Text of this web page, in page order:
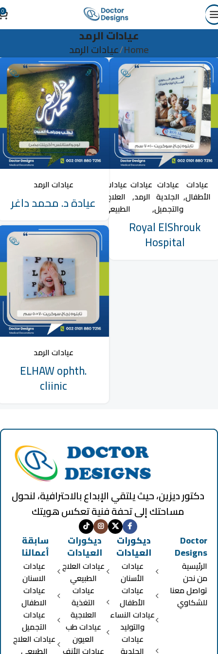
0
عيادات الرمد
Home عيادات الرمد
عيادات
الأطفال
عيادات
الجلدية
والتجميل
عيادات
الرمد
عيادات
العلاج
الطبيعى
النساء
والتوليد
Royal ElShrouk
Hospital
عيادات الرمد
عيادة د. محمد داغر
عيادات الرمد
ELHAW ophth.
cliinic
دكتور ديزين، حيث يلتقي الإبداع بالاحترافية، لنحول
مساحتك إلى تحفة فنية تعكس هويتك
Doctor
Designs
الرئيسية
من نحن
تواصل معنا
للشكاوي
ديكورات
العيادات
عيادات
الأسنان
عيادات
الأطفال
عيادات النساء
والتوليد
عيادات
الجلدية
ديكورات
العيادات
عيادات العلاج
الطبيعي
عيادات
التغذية
العلاجية
عيادات طب
العيون
عيادات الأنف
سابقة
أعمالنا
عيادات
الاسنان
عيادات
الاطفال
عيادات
التجميل
عيادات العلاج
الطبيعي